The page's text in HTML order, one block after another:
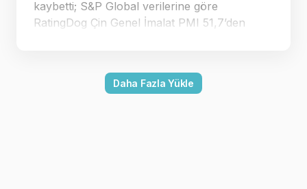
kaybetti; S&P Global verilerine göre
RatingDog Çin Genel İmalat PMI 51,7’den
döndü. Çin’in özel sektör imalat pmi
temmuzda 50,9’a…Daha Fazla Yükle